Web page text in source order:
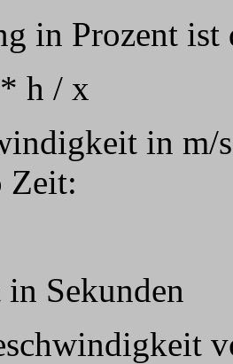
in Prozent ist
h / x
in m/
Zeit:
Sekunden